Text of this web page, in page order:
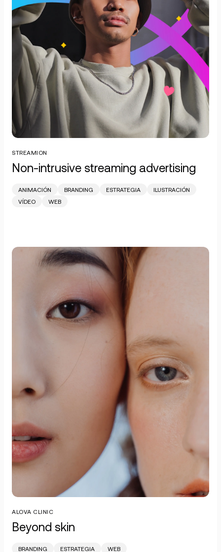
STREAMION
Non-intrusive streaming advertising
ANIMACIÓN BRANDING ESTRATEGIA
ILUSTRACIÓN
VÍDEO
WEB
ALOVA CLINIC
Beyond skin
BRANDING ESTRATEGIA WEB